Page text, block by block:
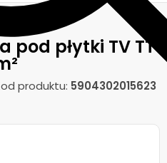
pod płytki TV TT
produktu: 5904302015623